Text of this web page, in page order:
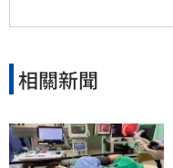
相關新聞